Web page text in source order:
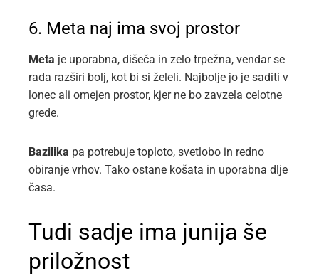
6. Meta naj ima svoj prostor
Meta je uporabna, dišeča in zelo trpežna, vendar se
rada razširi bolj, kot bi si želeli. Najbolje jo je saditi v
lonec ali omejen prostor, kjer ne bo zavzela celotne
grede.
Bazilika pa potrebuje toploto, svetlobo in redno
obiranje vrhov. Tako ostane košata in uporabna dlje
časa.
Tudi sadje ima junija še
priložnost